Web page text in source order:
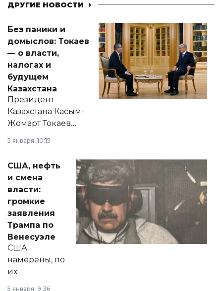
ДРУГИЕ НОВОСТИ
Без паники и
домыслов: Токаев
— о власти,
налогах и
будущем
Казахстана
Президент
Казахстана Касым-
Жомарт Токаев
сразу несколько
актуальных тем —
от слухов о
политических
реформах до
вопросов армии,
экономики и
личного здоровья.
5 января, 10:15
США, нефть
и смена
власти:
громкие
заявления
Трампа по
Венесуэле
США
намерены, по
их
5 января, 9:36